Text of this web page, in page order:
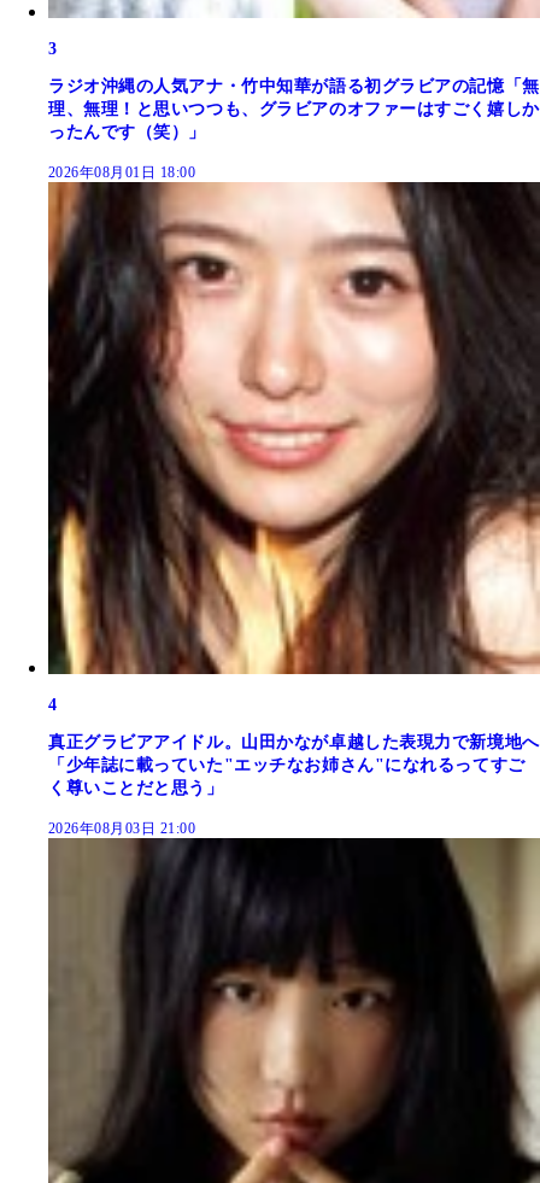
3
ラジオ沖縄の人気アナ・竹中知華が語る初グラビアの記憶「無
理、無理！と思いつつも、グラビアのオファーはすごく嬉しか
ったんです（笑）」
2026年08月01日 18:00
4
真正グラビアアイドル。山田かなが卓越した表現力で新境地へ
「少年誌に載っていた"エッチなお姉さん"になれるってすご
く尊いことだと思う」
2026年08月03日 21:00